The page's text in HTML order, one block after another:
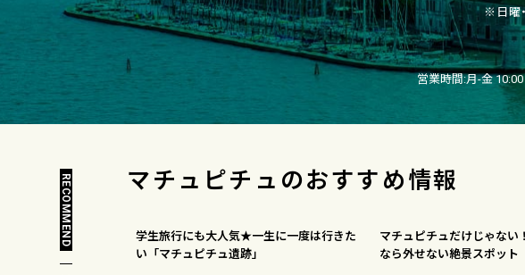
※日曜
営業時間:月-金
マチュピチュのおすすめ情報
RECOMMEND
学生旅行にも大人気★一生に一度は行きた
い「マチュピチュ遺跡」
マチュピチュだけじゃない
なら外せない絶景スポット